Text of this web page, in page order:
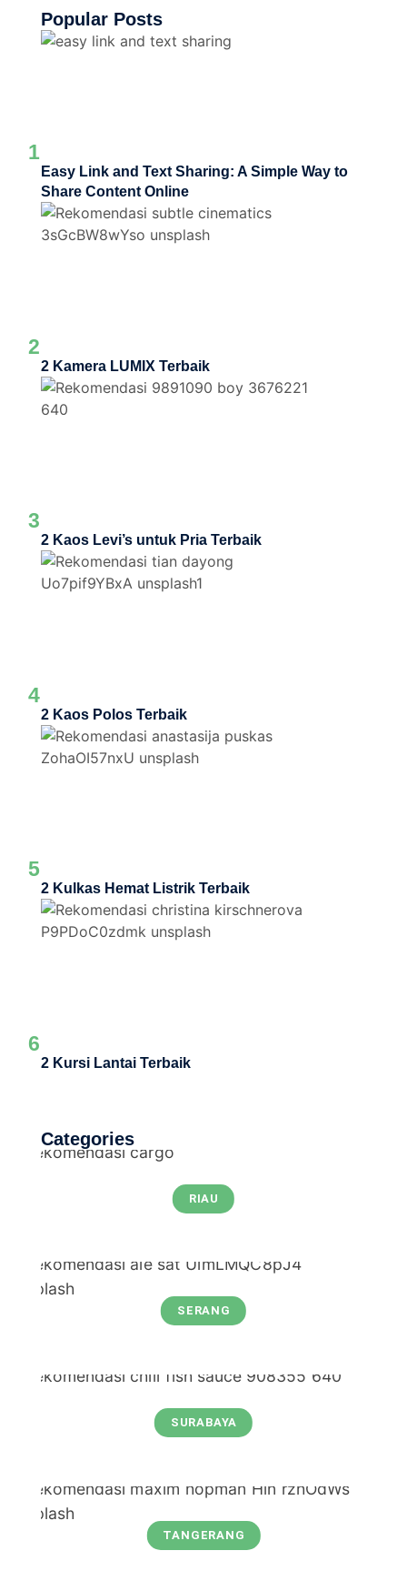
Popular Posts
1
Easy Link and Text Sharing: A Simple Way to
Share Content Online
2
2 Kamera LUMIX Terbaik
3
2 Kaos Levi’s untuk Pria Terbaik
4
2 Kaos Polos Terbaik
5
2 Kulkas Hemat Listrik Terbaik
6
2 Kursi Lantai Terbaik
Categories
RIAU
SERANG
SURABAYA
TANGERANG